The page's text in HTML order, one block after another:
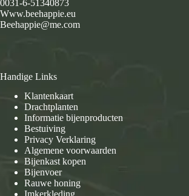
0031-6-51340873
Www.beehappie.eu
Beehappie@me.com
Handige Links
Klantenkaart
Drachtplanten
Informatie bijenproducten
Bestuiving
Privacy Verklaring
Algemene voorwaarden
Bijenkast kopen
Bijenvoer
Rauwe honing